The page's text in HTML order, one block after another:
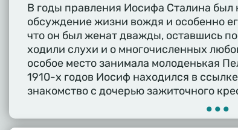
В годы правления Иосифа Сталина был
обсуждение жизни вождя и особенно
что он был женат дважды, оставшись
ходили слухи и о многочисленных
особое место занимала молоденькая
1910-х годов Иосиф находился в
знакомство с дочерью зажиточного
•••